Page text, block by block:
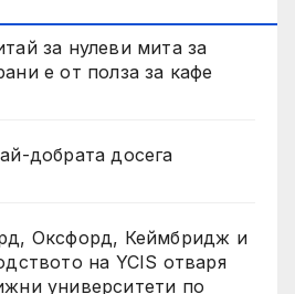
за нулеви мита за
е от полза за кафе
добрата досега
Оксфорд, Кеймбридж и
на YCIS отваря
университети по